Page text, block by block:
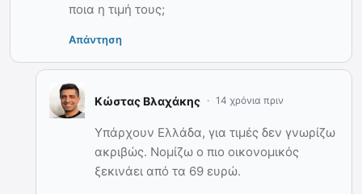
ποια η τιμή τους;
Απάντηση
Κώστας Βλαχάκης 14 χρόνια πριν
Υπάρχουν Ελλάδα, για τιμές δεν γνωρίζω
ακριβώς. Νομίζω ο πιο οικονομικός
ξεκινάει από τα 69 ευρώ.